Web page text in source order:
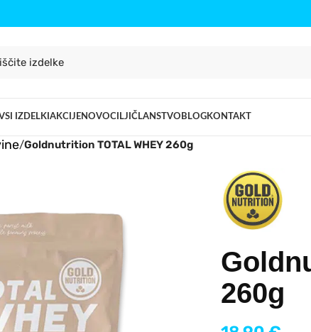
IZDELKI AKCIJENOVOCILJI ČLANSTVO BLOGKONTAKT
/Goldnutrition TOTAL WHEY 260g
260g